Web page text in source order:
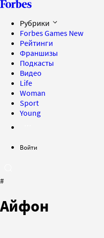
Рубрики
Forbes Games New
Рейтинги
Франшизы
Подкасты
Видео
Life
Woman
Sport
Young
Войти
#
Айфон